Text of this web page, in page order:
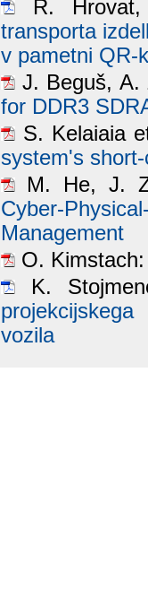
R.
transporta
v pametni QR-
J. Beguš, A.
for DDR3
S. Kelaiaia
system's
M. He, J.
Cyber-
Management
O.
K.
vozila